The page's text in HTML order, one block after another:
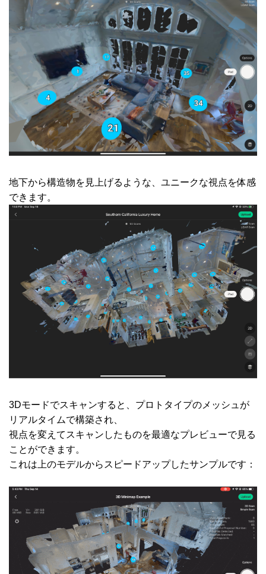
地下から構造物を見上げるような、ユニークな視点を体感
できます。
3Dモードでスキャンすると、プロトタイプのメッシュが
リアルタイムで構築され、
視点を変えてスキャンしたものを最適なプレビューで見る
ことができます。
これは上のモデルからスピードアップしたサンプルです：